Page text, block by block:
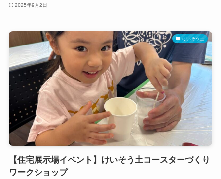
2025年9月2日
けいそう土
【住宅展示場イベント】けいそう土コースターづくり
ワークショップ